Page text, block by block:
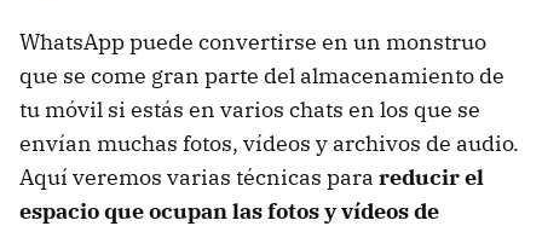
WhatsApp puede convertirse en un monstruo
que se come gran parte del almacenamiento de
tu móvil si estás en varios chats en los que se
envían muchas fotos, vídeos y archivos de audio.
Aquí veremos varias técnicas para reducir el
espacio que ocupan las fotos y vídeos de